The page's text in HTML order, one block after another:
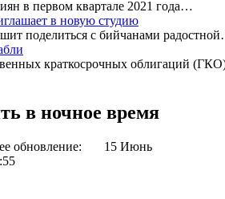
в первом квартале 2021 года…
в новую студию
поделиться с бийчанами
краткосрочных облигаций
в ночное время
обновление:
15 Июнь